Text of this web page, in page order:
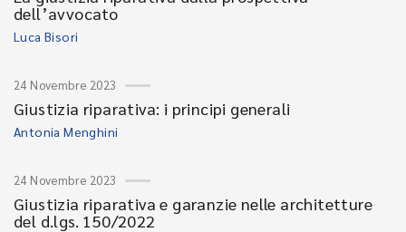
dell’avvocato
Luca Bisori
24 Novembre 2023
Giustizia riparativa: i principi generali
Antonia Menghini
24 Novembre 2023
Giustizia riparativa e garanzie nelle architetture
del d.lgs. 150/2022